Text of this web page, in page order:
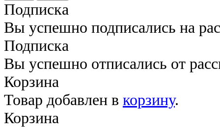
Подписка
Вы успешно подписались на
Подписка
Вы успешно отписались от
Корзина
Товар добавлен в корзину.
Корзина